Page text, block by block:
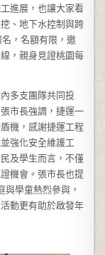
進展，也讓大家看
、地下水控制與跨
，名額有限，邀
，親身見證桃園每
多支團隊共同投
市長強調，捷運一
機，感謝捷運工程
強化安全維護工
及學生而言，不僅
機會。張市長也提
學童熱烈參與，
動更有助於啟發年